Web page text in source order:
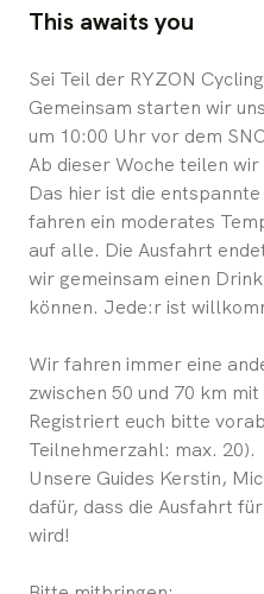
This awaits you
Sei Teil der RYZON
Gemeinsam starten wir
um 10:00 Uhr vor dem
Ab dieser Woche teilen
Das hier ist die
fahren ein moderates
auf alle. Die Ausfahrt
wir gemeinsam einen
können. Jede:r ist
Wir fahren immer eine
zwischen 50 und 70 km
Registriert euch bitte
Teilnehmerzahl: max. 20).
Unsere Guides Kerstin,
dafür, dass die Ausfahrt
wird!